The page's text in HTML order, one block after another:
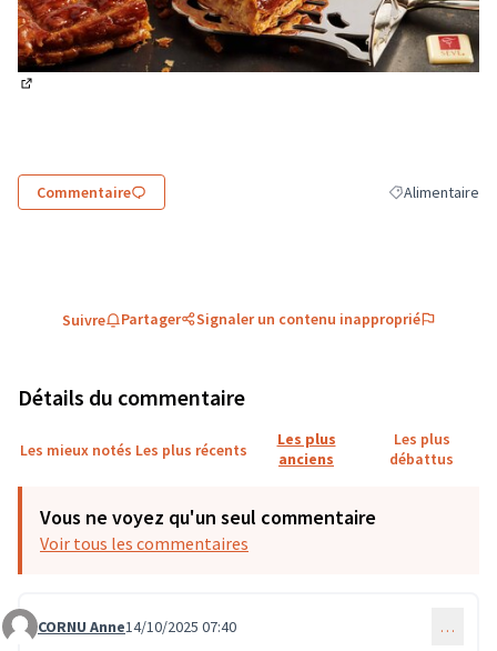
Commentaire Filtrer les
Alimentaire
Suivre Partager Signaler un contenu inapproprié
Détails du commentaire
Les mieux notés Les plus récents
Les plus
anciens
Les plus
débattus
Vous ne voyez qu'un seul commentaire
Voir tous les commentaires
Commentaire 3856
CORNU Anne14/10/2025 07:40 …